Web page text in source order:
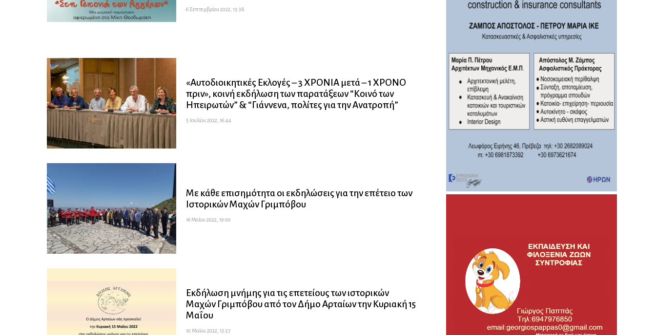
6 Σεπτεμβρίου 2022, 13:38
«Αυτοδιοικητικές Εκλογές – 3 ΧΡΟΝΙΑ μετά – 1 ΧΡΟΝΟ
πριν», κοινή εκδήλωση των παρατάξεων “Κοινό των
Ηπειρωτών” & “Γιάννενα, πολίτες για την Ανατροπή”
5 Ιουλίου 2022, 16:44
Με κάθε επισημότητα οι εκδηλώσεις για την επέτειο των
Ιστορικών Μαχών Γριμπόβου
16 Μαΐου 2022, 19:00
Εκδήλωση μνήμης για τις επετείους των ιστορικών
Μαχών Γριμπόβου από τον Δήμο Αρταίων την Κυριακή 15
Μαΐου
10 Μαΐου 2022, 13:27